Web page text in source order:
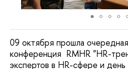
09 октября прошла
конференция RMHR "HR-
экспертов в HR-сфере и